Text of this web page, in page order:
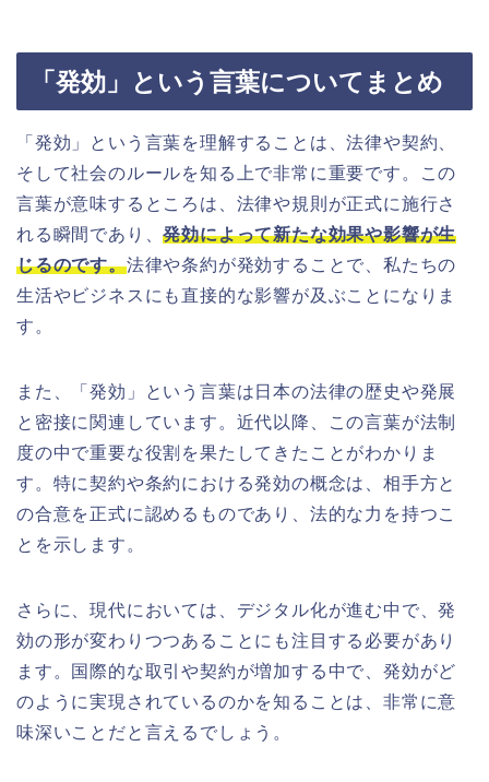
「発効」という言葉についてまとめ
「発効」という言葉を理解することは、法律や契約、
そして社会のルールを知る上で非常に重要です。この
言葉が意味するところは、法律や規則が正式に施行さ
れる瞬間であり、発効によって新たな効果や影響が生
じるのです。法律や条約が発効することで、私たちの
生活やビジネスにも直接的な影響が及ぶことになりま
す。
また、「発効」という言葉は日本の法律の歴史や発展
と密接に関連しています。近代以降、この言葉が法制
度の中で重要な役割を果たしてきたことがわかりま
す。特に契約や条約における発効の概念は、相手方と
の合意を正式に認めるものであり、法的な力を持つこ
とを示します。
さらに、現代においては、デジタル化が進む中で、発
効の形が変わりつつあることにも注目する必要があり
ます。国際的な取引や契約が増加する中で、発効がど
のように実現されているのかを知ることは、非常に意
味深いことだと言えるでしょう。